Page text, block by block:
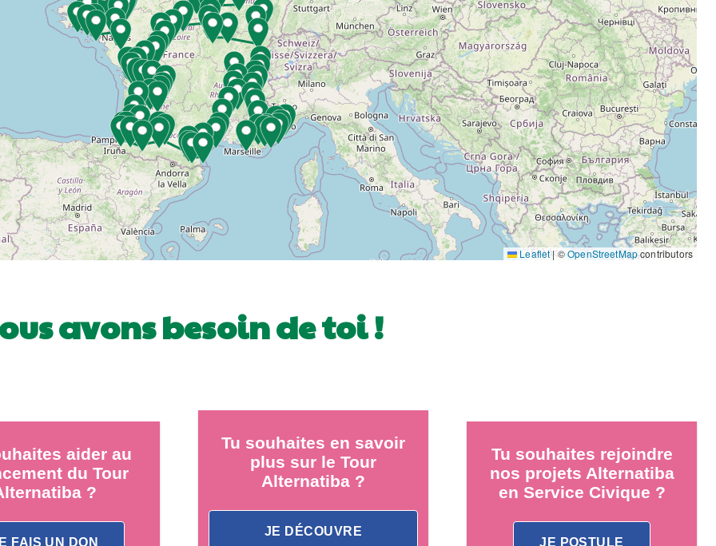
Leaflet |©OpenStreetMapcontributors
avons besoin de toi !
aider au
du Tour
?
FAIS UN DON
Tu souhaites en savoir
plus sur le Tour
Alternatiba ?
JE DÉCOUVRE
Tu souhaites rejoindre
nos projets Alternatiba
en Service Civique ?
JE POSTULE